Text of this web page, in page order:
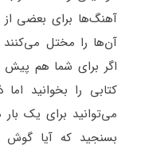
آهنگ‌ها برای بعضی از
آن‌ها را مختل می‌کنند
اگر برای شما هم پیش
کتابی را بخوانید
می‌توانید برای یک
بسنجید که آیا گوش